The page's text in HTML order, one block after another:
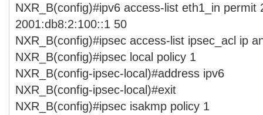
NXR_B(config)#ipv6 access-list eth1_in permit
2001:db8:2:100::1 50
NXR_B(config)#ipsec access-list ipsec_acl ip
NXR_B(config)#ipsec local policy 1
NXR_B(config-ipsec-local)#address ipv6
NXR_B(config-ipsec-local)#exit
NXR_B(config)#ipsec isakmp policy 1